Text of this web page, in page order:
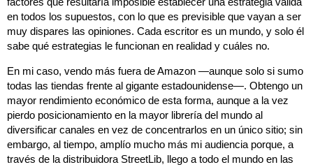
en todos los supuestos, con lo que es previsible que vayan a ser
muy dispares las opiniones. Cada escritor es un mundo, y solo él
sabe qué estrategias le funcionan en realidad y cuáles no.
En mi caso, vendo más fuera de Amazon ―aunque solo si sumo
todas las tiendas frente al gigante estadounidense―. Obtengo un
mayor rendimiento económico de esta forma, aunque a la vez
pierdo posicionamiento en la mayor librería del mundo al
diversificar canales en vez de concentrarlos en un único sitio; sin
embargo, al tiempo, amplío mucho más mi audiencia porque, a
través de la distribuidora StreetLib, llego a todo el mundo en las